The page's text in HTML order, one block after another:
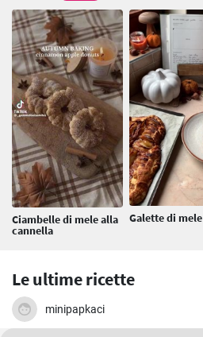
Ciambelle di mele alla
cannella
Galette di mele
Le ultime ricette
minipapkaci